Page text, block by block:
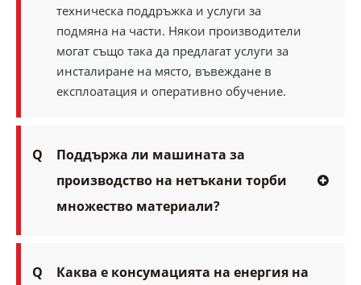
техническа поддръжка и услуги за
подмяна на части. Някои производители
могат също така да предлагат услуги за
инсталиране на място, въвеждане в
експлоатация и оперативно обучение.
Q
Поддържа ли машината за
производство на нетъкани торби
множество материали?
Q
Каква е консумацията на енергия на